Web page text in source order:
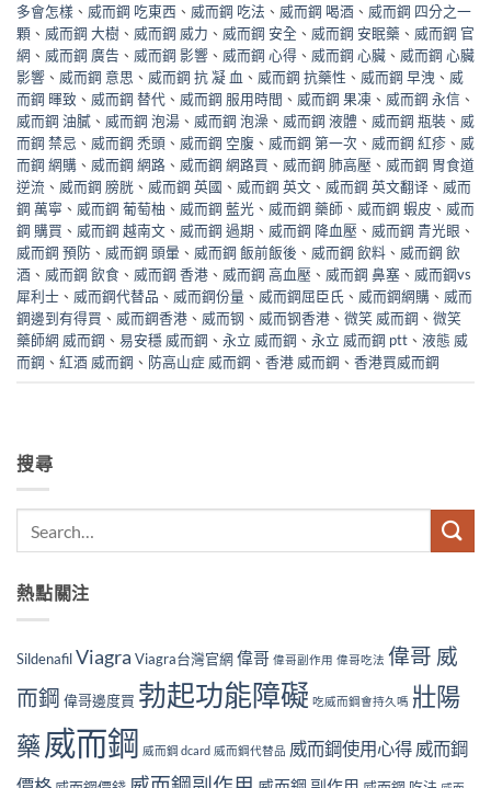
多會怎樣 、 威而鋼 吃東西 、 威而鋼 吃法 、 威而鋼 喝酒 、 威而鋼 四分之一
顆 、 威而鋼 大樹 、 威而鋼 威力 、 威而鋼 安全 、 威而鋼 安眠藥 、 威而鋼 官
網 、 威而鋼 廣告 、 威而鋼 影響 、 威而鋼 心得 、 威而鋼 心臟 、 威而鋼 心臟
影響 、 威而鋼 意思 、 威而鋼 抗 凝 血 、 威而鋼 抗藥性 、 威而鋼 早洩 、 威
而鋼 暉致 、 威而鋼 替代 、 威而鋼 服用時間 、 威而鋼 果凍 、 威而鋼 永信 、
威而鋼 油膩 、 威而鋼 泡湯 、 威而鋼 泡澡 、 威而鋼 液體 、 威而鋼 瓶裝 、 威
而鋼 禁忌 、 威而鋼 禿頭 、 威而鋼 空腹 、 威而鋼 第一次 、 威而鋼 紅疹 、 威
而鋼 網購 、 威而鋼 網路 、 威而鋼 網路買 、 威而鋼 肺高壓 、 威而鋼 胃食道
逆流 、 威而鋼 膀胱 、 威而鋼 英國 、 威而鋼 英文 、 威而鋼 英文翻译 、 威而
鋼 萬寧 、 威而鋼 葡萄柚 、 威而鋼 藍光 、 威而鋼 藥師 、 威而鋼 蝦皮 、 威而
鋼 購買 、 威而鋼 越南文 、 威而鋼 過期 、 威而鋼 降血壓 、 威而鋼 青光眼 、
威而鋼 預防 、 威而鋼 頭暈 、 威而鋼 飯前飯後 、 威而鋼 飲料 、 威而鋼 飲
酒 、 威而鋼 飲食 、 威而鋼 香港 、 威而鋼 高血壓 、 威而鋼 鼻塞 、 威而鋼vs
犀利士 、 威而鋼代替品 、 威而鋼份量 、 威而鋼屈臣氏 、 威而鋼網購 、 威而
鋼邊到有得買 、 威而鋼香港 、 威而钢 、 威而钢香港 、 微笑 威而鋼 、 微笑
藥師網 威而鋼 、 易安穩 威而鋼 、 永立 威而鋼 、 永立 威而鋼 ptt 、 液態 威
而鋼 、 紅酒 威而鋼 、 防高山症 威而鋼 、 香港 威而鋼 、 香港買威而鋼
搜尋
熱點關注
SildenafilViagra Viagra台灣官網偉哥 偉哥副作用 偉哥吃法 偉哥 威
而鋼 偉哥邊度買 勃起功能障礙 吃威而鋼會持久嗎 壯陽
藥 威而鋼 威而鋼 dcard 威而鋼代替品 威而鋼使用心得 威而鋼